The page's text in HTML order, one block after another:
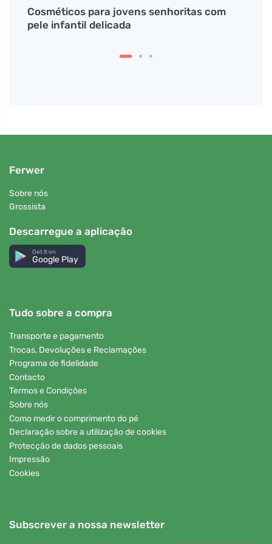
Cosméticos para jovens senhoritas com
pele infantil delicada
Ferwer
Sobre nós
Grossista
Descarregue a aplicação
Get it on
Google Play
Tudo sobre a compra
Transporte e pagamento
Trocas, Devoluções e Reclamações
Programa de fidelidade
Contacto
Termos e Condições
Sobre nós
Como medir o comprimento do pé
Declaração sobre a utilização de cookies
Protecção de dados pessoais
Impressão
Cookies
Subscrever a nossa newsletter